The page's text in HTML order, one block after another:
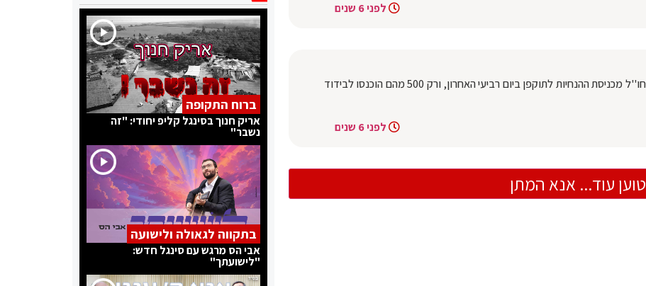
לפני 6 שנים
הנחיות המוטציה: כ- 4000 נוסעים שבו מחו''ל מכניסת ההנחיות לתוקפן ביום רביעי האחרון, ורק 500 מהם הוכנסו לבידוד
לפני 6 שנים
טוען עוד... אנא המתן
ברוח התקופה
אריק חנוך בסינגל קליפ יחודי: "זה
נשבר"
בתקווה לגאולה ולישועה
אבי הס מרגש עם סינגל חדש:
"לישועתך"